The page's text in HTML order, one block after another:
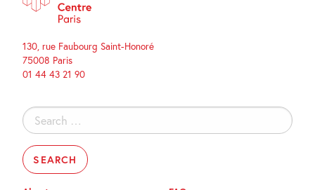
130, rue Faubourg Saint-Honoré
75008 Paris
01 44 43 21 90
Search
for: